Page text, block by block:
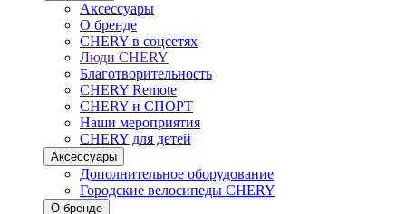
Аксессуары
О бренде
CHERY в соцсетях
Люди CHERY
Благотворительность
CHERY Remote
CHERY и СПОРТ
Наши мероприятия
CHERY для детей
Аксессуары
Дополнительное оборудование
Городские велосипеды CHERY
О бренде